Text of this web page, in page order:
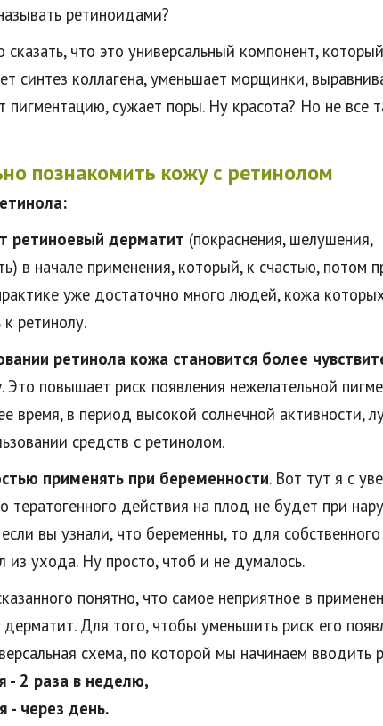
ретиноидами?
что это универсальный компонент,
синтез коллагена, уменьшает морщинки,
пигментацию, сужает поры. Ну красота? Но не все
познакомить кожу с ретинолом
ретиноевый дерматит (покраснения, шелушения,
в начале применения, который, к счастью, потом
уже достаточно много людей, кожа
ретинолу.
ретинола кожа становится более
. Это повышает риск появления нежелательной
время, в период высокой солнечной активности,
средств с ретинолом.
применять при беременности. Вот тут я с
тератогенного действия на плод не будет при
вы узнали, что беременны, то для
из ухода. Ну просто, чтоб и не думалось.
понятно, что самое неприятное в
Для того, чтобы уменьшить риск его
схема, по которой мы начинаем вводить
- 2 раза в неделю,
- через день.